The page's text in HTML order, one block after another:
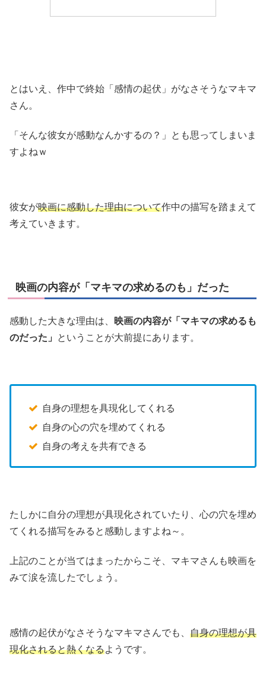
とはいえ、作中で終始「感情の起伏」がなさそうなマキマ
さん。
「そんな彼女が感動なんかするの？」とも思ってしまいま
すよねｗ
彼女が映画に感動した理由について作中の描写を踏まえて
考えていきます。
映画の内容が「マキマの求めるのも」だった
感動した大きな理由は、
映画の内容が「マキマの求めるも
のだった」
ということが大前提にあります。
自身の理想を具現化してくれる
自身の心の穴を埋めてくれる
自身の考えを共有できる
たしかに自分の理想が具現化されていたり、心の穴を埋め
てくれる描写をみると感動しますよね～。
上記のことが当てはまったからこそ、マキマさんも映画を
みて涙を流したでしょう。
感情の起伏がなさそうなマキマさんでも、 自身の理想が具
現化されると熱くなるようです。